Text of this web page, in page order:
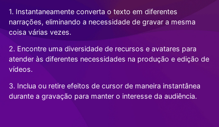
Suporte
Todos os recursos de IA >
Blog
Mais Soluções >
Começe a Usar
Suporte
TESTE GRÁTIS COMPRE AGORA
Entrar
1. Instantaneamente converta o texto em diferentes
narrações, eliminando a necessidade de gravar a mesma
coisa várias vezes.
2. Encontre uma diversidade de recursos e avatares para
atender às diferentes necessidades na produção e edição de
vídeos.
3. Inclua ou retire efeitos de cursor de maneira instantânea
durante a gravação para manter o interesse da audiência.